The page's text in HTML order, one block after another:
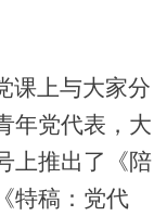
课上与大家分
年党代表，大
上推出了《陪
特稿：党代